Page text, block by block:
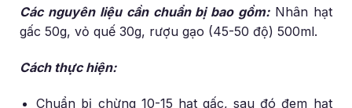
Các nguyên liệu cần chuẩn bị bao gồm:Nhân hạt
gấc 50g, vỏ quế 30g, rượu gạo (45-50 độ) 500ml.
Cách thực hiện:
Chuẩn bị chừng 10-15 hạt gấc, sau đó đem hạt